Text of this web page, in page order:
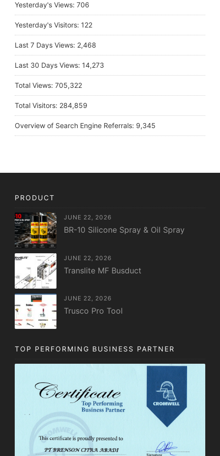
Yesterday's Views: 706
Yesterday's Visitors: 122
Last 7 Days Views: 2,468
Last 30 Days Views: 14,273
Total Views: 705,322
Total Visitors: 284,859
Overview of Search Engine Referrals: 9,345
PRODUCT
JUNE 22, 2026
BR-10 Silicone Spray & Oil Spray
JUNE 22, 2026
Translite MF Busduct
JUNE 22, 2026
Trusco Pro Tool
TOP PERFORMING BUSINESS PARTNER